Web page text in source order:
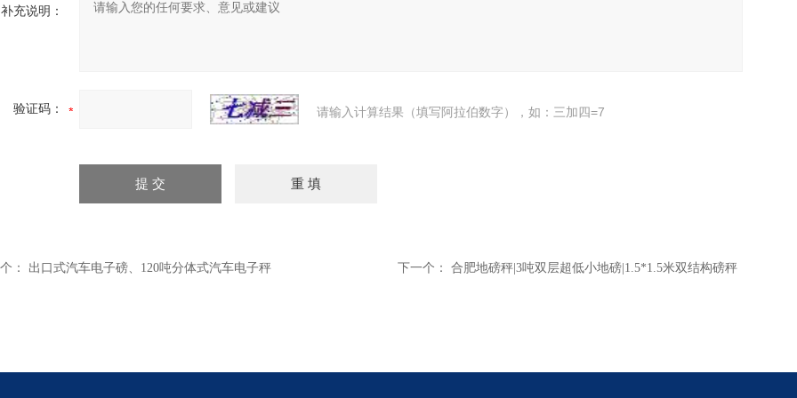
补充说明：
验证码： 请输入计算结果（填写阿拉伯数字），如：三加四=7
： 出口式汽车电子磅、120吨分体式汽车电子秤 下一个： 合肥地磅秤|3吨双层超低小地磅|1.5*1.5米双结构磅秤